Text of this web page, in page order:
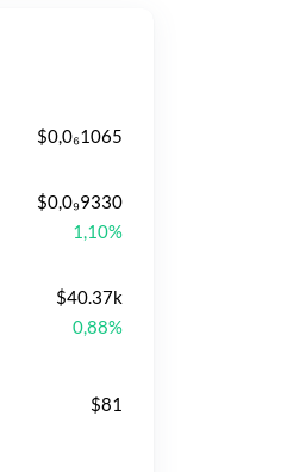
$0,0₆1065
$0,0₉9330
1,10%
$40.37k
0,88%
$81